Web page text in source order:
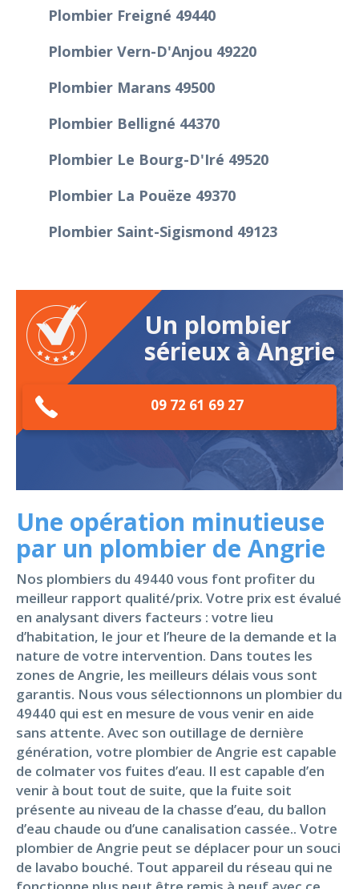
Plombier Freigné 49440
Plombier Vern-D'Anjou 49220
Plombier Marans 49500
Plombier Belligné 44370
Plombier Le Bourg-D'Iré 49520
Plombier La Pouëze 49370
Plombier Saint-Sigismond 49123
Un plombier
sérieux à Angrie
09 72 61 69 27
Une opération minutieuse
par un plombier de Angrie
Nos plombiers du 49440 vous font profiter du
meilleur rapport qualité/prix. Votre prix est évalué
en analysant divers facteurs : votre lieu
d’habitation, le jour et l’heure de la demande et la
nature de votre intervention. Dans toutes les
zones de Angrie, les meilleurs délais vous sont
garantis. Nous vous sélectionnons un plombier du
49440 qui est en mesure de vous venir en aide
sans attente. Avec son outillage de dernière
génération, votre plombier de Angrie est capable
de colmater vos fuites d’eau. Il est capable d’en
venir à bout tout de suite, que la fuite soit
présente au niveau de la chasse d’eau, du ballon
d’eau chaude ou d’une canalisation cassée.. Votre
plombier de Angrie peut se déplacer pour un souci
de lavabo bouché. Tout appareil du réseau qui ne